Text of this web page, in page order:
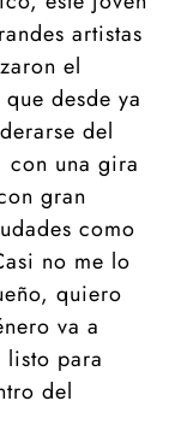
artistas
el
desde ya
del
con una gira
gran
como
no me lo
quiero
va a
listo para
del